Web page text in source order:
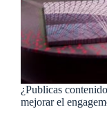
¿Publicas
mejorar el